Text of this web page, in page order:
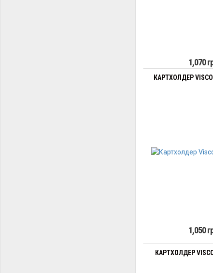
1,070
КАРТХОЛДЕР
1,050
КАРТХОЛДЕР